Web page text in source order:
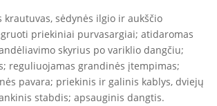
krautuvas, sėdynės ilgio ir aukščio
priekiniai purvasargiai; atidaromas
skyrius po variklio dangčiu;
reguliuojamas grandinės įtempimas;
pavara; priekinis ir galinis kablys, dviejų
stabdis; apsauginis dangtis.